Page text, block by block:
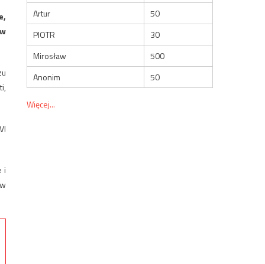
i
Artur
50
PIOTR
30
Mirosław
500
Anonim
50
Więcej...